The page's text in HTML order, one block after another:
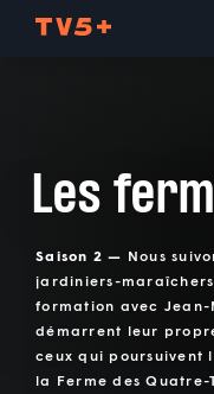
Les
Saison 2 — Nous
jardiniers-
formation avec
démarrent leur
ceux qui poursuivent
la Ferme des Quatre-